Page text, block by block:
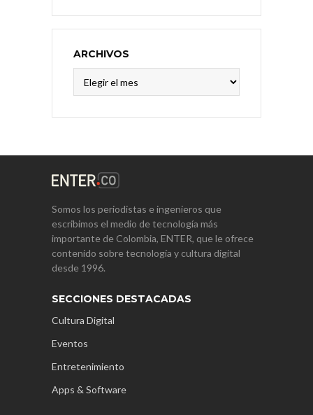
ARCHIVOS
Somos los periodistas e ingenieros que
escribimos el medio de tecnología más
importante de Colombia, ENTER, que le ofrece
contenido sobre tecnología y cultura digital
desde 1996.
SECCIONES DESTACADAS
Cultura Digital
Eventos
Entretenimiento
Apps & Software